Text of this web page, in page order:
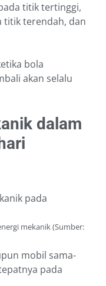
titik tertinggi,
titik terendah, dan
bola
akan selalu
dalam
mekanik (Sumber:
mobil sama-
pada